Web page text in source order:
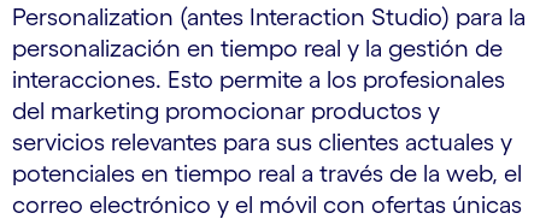
Personalization (antes Interaction Studio) para la
personalización en tiempo real y la gestión de
interacciones. Esto permite a los profesionales
del marketing promocionar productos y
servicios relevantes para sus clientes actuales y
potenciales en tiempo real a través de la web, el
correo electrónico y el móvil con ofertas únicas